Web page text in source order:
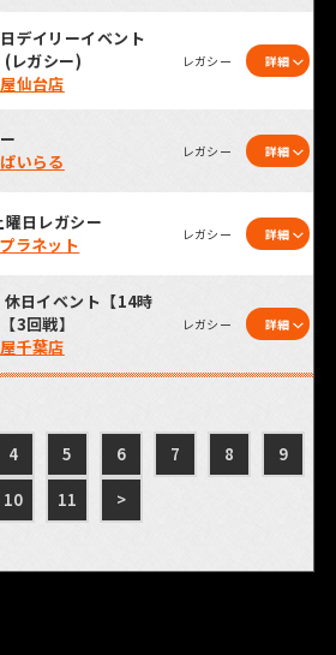
デイリーイベント
(レガシー)
仙台店
レガシー 詳細
いらる
レガシー 詳細
曜日レガシー
ラネット
レガシー 詳細
休日イベント【14時
3回戦】
千葉店
レガシー 詳細
4 5 6 7 8
9
10
11 >